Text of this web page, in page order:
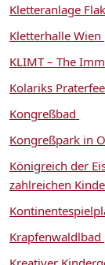
Kletteranlage
Kletterhalle Wien
KLIMT – The
Kolariks
Kongreßbad
Kongreßpark in
Königreich der
zahlreichen
Krapfenwaldlbad